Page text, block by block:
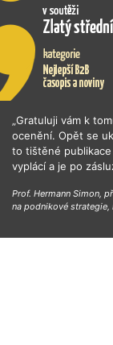
„Gratuluji vám k
ocenění. Opět se
to tištěné
vyplácí a je po
Prof. Hermann Simon,
na podnikové